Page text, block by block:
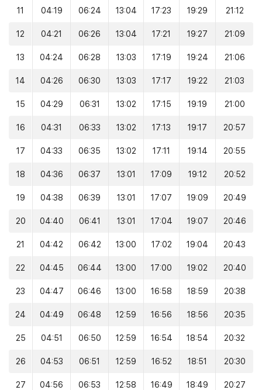
11 04:19 06:24 13:04 17:23 19:29 21:12
12 04:21 06:26 13:04 17:21 19:27 21:09
13 04:24 06:28 13:03 17:19 19:24 21:06
14 04:26 06:30 13:03 17:17 19:22 21:03
15 04:29 06:31 13:02 17:15 19:19 21:00
16 04:31 06:33 13:02 17:13 19:17 20:57
17 04:33 06:35 13:02 17:11 19:14 20:55
18 04:36 06:37 13:01 17:09 19:12 20:52
19 04:38 06:39 13:01 17:07 19:09 20:49
20 04:40 06:41 13:01 17:04 19:07 20:46
21 04:42 06:42 13:00 17:02 19:04 20:43
22 04:45 06:44 13:00 17:00 19:02 20:40
23 04:47 06:46 13:00 16:58 18:59 20:38
24 04:49 06:48 12:59 16:56 18:56 20:35
25 04:51 06:50 12:59 16:54 18:54 20:32
26 04:53 06:51 12:59 16:52 18:51 20:30
27 04:56 06:53 12:58 16:49 18:49 20:27